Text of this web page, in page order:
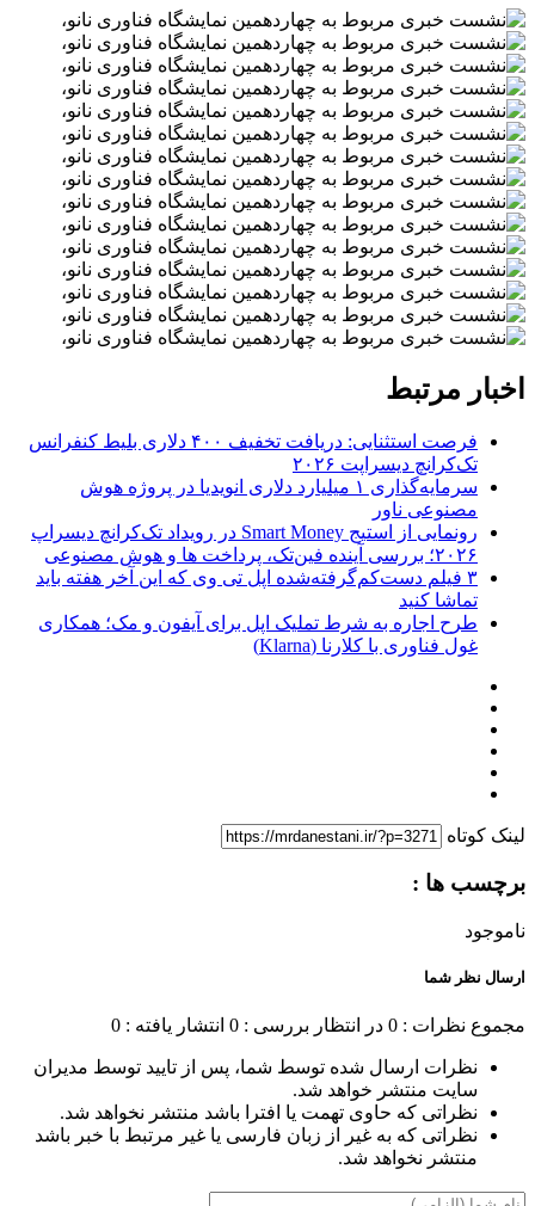
اخبار مرتبط
فرصت استثنایی: دریافت تخفیف ۴۰۰ دلاری بلیط کنفرانس
تک‌کرانچ دیسراپت ۲۰۲۶
سرمایه‌گذاری ۱ میلیارد دلاری انویدیا در پروژه هوش
مصنوعی ناور
رونمایی از استیج Smart Money در رویداد تک‌کرانچ دیسراپ
۲۰۲۶؛ بررسی آینده فین‌تک، پرداخت‌ ها و هوش مصنوعی
۳ فیلم دست‌کم‌گرفته‌شده اپل تی وی که این آخر هفته باید
تماشا کنید
طرح اجاره به شرط تملیک اپل برای آیفون و مک؛ همکاری
غول فناوری با کلارنا (Klarna)
لینک کوتاه
برچسب ها :
ناموجود
ارسال نظر شما
مجموع نظرات : 0 در انتظار بررسی : 0 انتشار یافته : 0
نظرات ارسال شده توسط شما، پس از تایید توسط مدیران
سایت منتشر خواهد شد.
نظراتی که حاوی تهمت یا افترا باشد منتشر نخواهد شد.
نظراتی که به غیر از زبان فارسی یا غیر مرتبط با خبر باشد
منتشر نخواهد شد.